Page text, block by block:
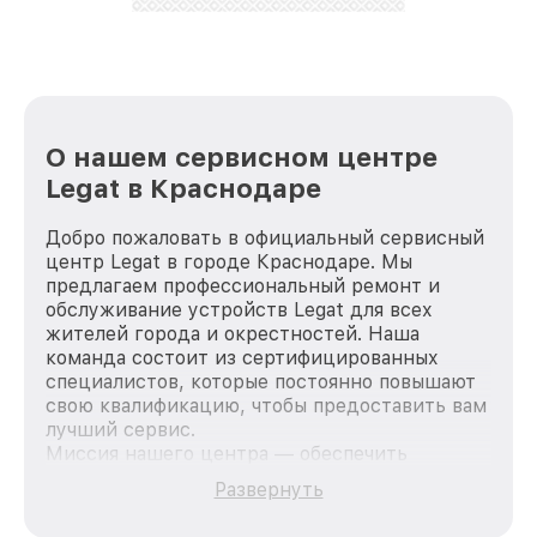
О нашем сервисном центре
Legat в Краснодаре
Добро пожаловать в официальный сервисный
центр Legat в городе Краснодаре. Мы
предлагаем профессиональный ремонт и
обслуживание устройств Legat для всех
жителей города и окрестностей. Наша
команда состоит из сертифицированных
специалистов, которые постоянно повышают
свою квалификацию, чтобы предоставить вам
лучший сервис.
Миссия нашего центра — обеспечить
качественный и доступный ремонт для
каждого пользователя продукции Legat, вне
Развернуть